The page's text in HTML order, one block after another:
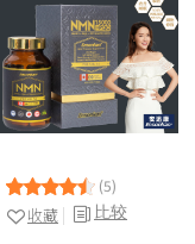
(5)
比较
收藏